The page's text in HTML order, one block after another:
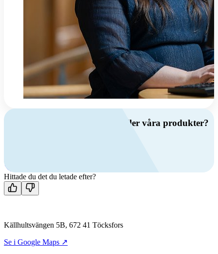
Har du frågor om ventilation eller våra produkter?
Kontakta oss
Hittade du det du letade efter?
Källhultsvängen 5B, 672 41 Töcksfors
Se i Google Maps ↗